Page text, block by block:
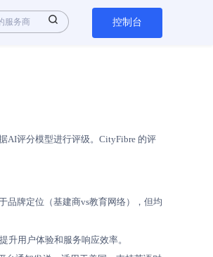
控制台
AI评分模型进行评级。CityFibre 的评
品牌定位（基建商vs教育网络），但均
用户体验和服务响应效率。